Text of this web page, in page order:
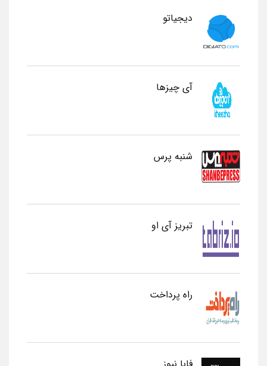
دیجیاتو
آی چیزها
شنبه پرس
تبریز آی او
راه پرداخت